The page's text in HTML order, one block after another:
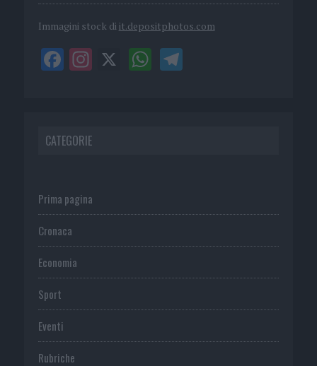
Immagini stock di it.depositphotos.com
CATEGORIE
Prima pagina
Cronaca
Economia
Sport
Eventi
Rubriche